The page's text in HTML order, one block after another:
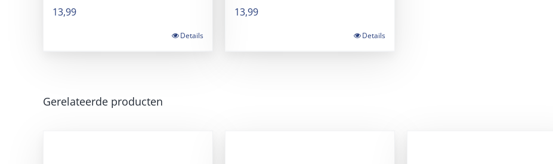
13,99
Details
13,99
Details
Gerelateerde producten